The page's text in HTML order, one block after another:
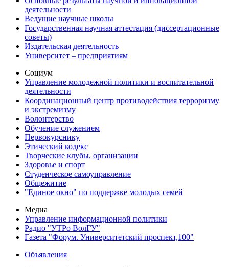
деятельности
Ведущие научные школы
Государственная научная аттестация (диссертационные
советы)
Издательская деятельность
Университет – предприятиям
Социум
Управление молодежной политики и воспитательной
деятельности
Координационный центр противодействия терроризму
и экстремизму
Волонтерство
Обучение служением
Первокурснику
Этический кодекс
Творческие клубы, организации
Здоровье и спорт
Студенческое самоуправление
Общежитие
"Единое окно" по поддержке молодых семей
Медиа
Управление информационной политики
Радио "УТРо ВолГУ"
Газета "Форум. Университетский проспект,100"
Объявления